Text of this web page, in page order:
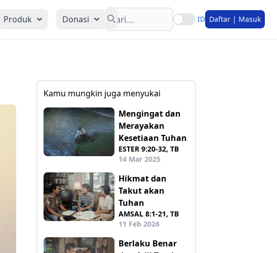
Produk Donasi
Search
ID Daftar | Masuk
Kamu mungkin juga menyukai
Mengingat dan
Merayakan
Kesetiaan Tuhan
ESTER 9:20-32, TB
14 Mar 2025
Hikmat dan
Takut akan
Tuhan
AMSAL 8:1-21, TB
11 Feb 2026
Berlaku Benar